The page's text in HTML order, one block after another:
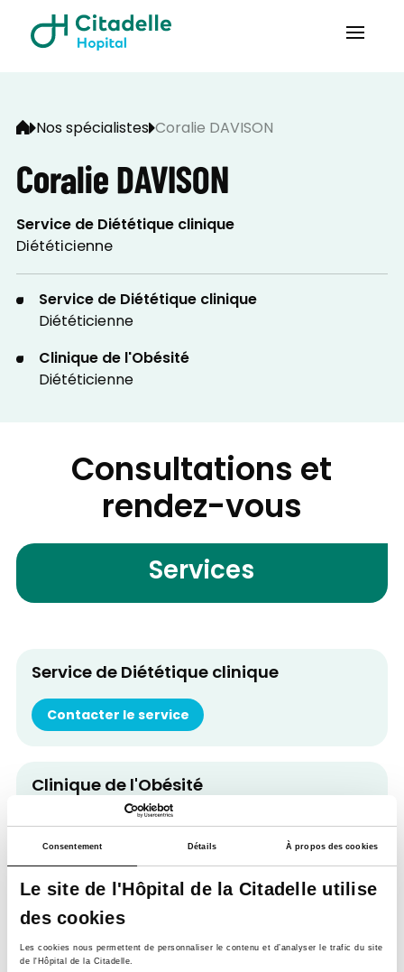
Consentement Détails À propos des cookies
Le site de l'Hôpital de la Citadelle utilise
des cookies
Les cookies nous permettent de personnaliser le contenu et d’analyser le trafic du site
de l'Hôpital de la Citadelle.
Nos spécialistes Coralie DAVISON
Coralie DAVISON
Service de Diététique clinique
Diététicienne
Service de Diététique clinique
Diététicienne
Clinique de l'Obésité
Diététicienne
Consultations et
rendez-vous
Services
Service de Diététique clinique
Contacter le service
Clinique de l'Obésité
Contacter le service
Retour à tous nos spécialistes